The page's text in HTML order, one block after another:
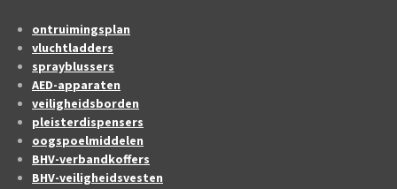
ontruimingsplan
vluchtladders
sprayblussers
AED-apparaten
veiligheidsborden
pleisterdispensers
oogspoelmiddelen
BHV-verbandkoffers
BHV-veiligheidsvesten